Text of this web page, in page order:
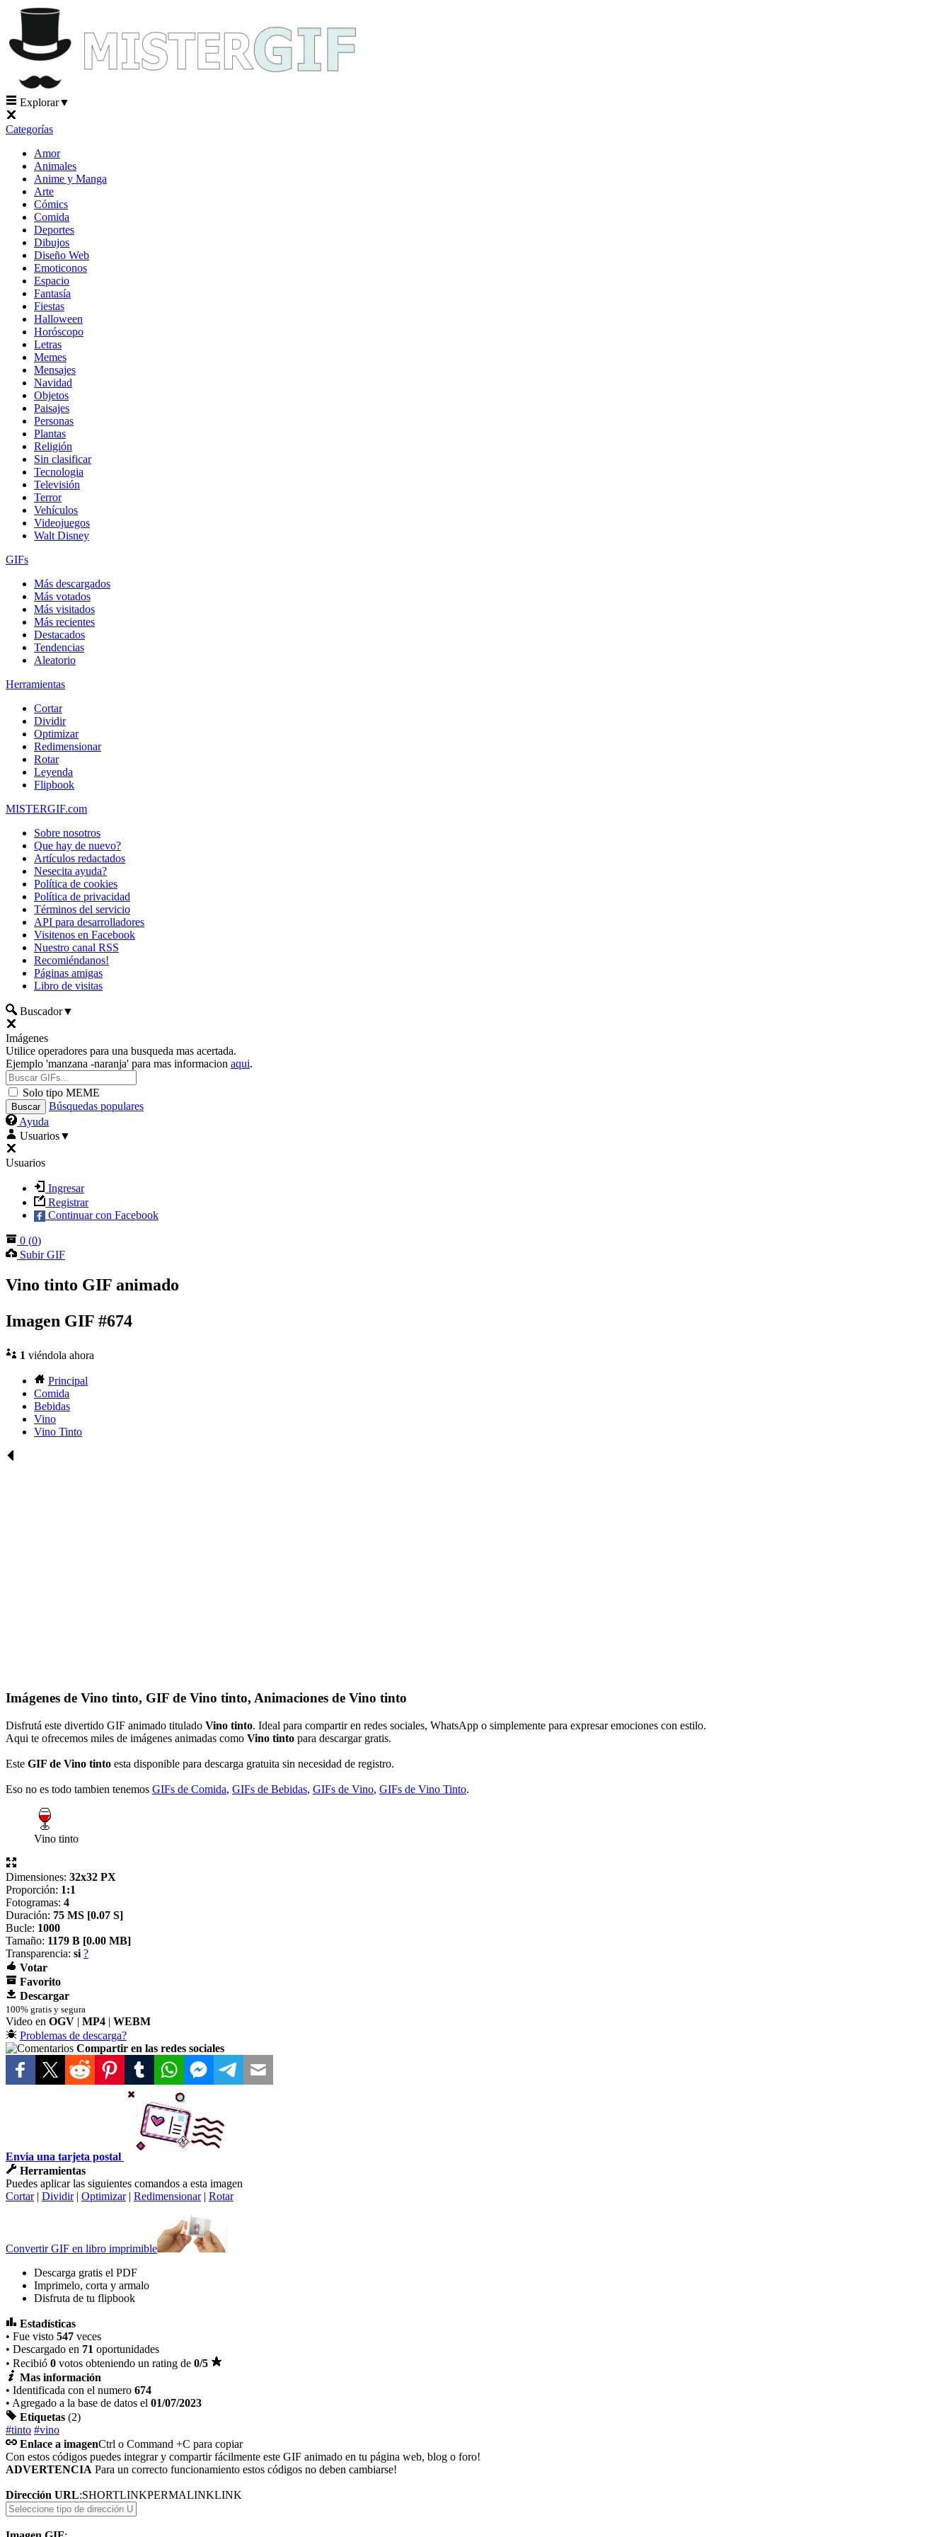
Explorar▼
Categorías
Amor
Animales
Anime y Manga
Arte
Cómics
Comida
Deportes
Dibujos
Diseño Web
Emoticonos
Espacio
Fantasía
Fiestas
Halloween
Horóscopo
Letras
Memes
Mensajes
Navidad
Objetos
Paisajes
Personas
Plantas
Religión
Sin clasificar
Tecnologia
Televisión
Terror
Vehículos
Videojuegos
Walt Disney
GIFs
Más descargados
Más votados
Más visitados
Más recientes
Destacados
Tendencias
Aleatorio
Herramientas
Cortar
Dividir
Optimizar
Redimensionar
Rotar
Leyenda
Flipbook
MISTERGIF.com
Sobre nosotros
Que hay de nuevo?
Artículos redactados
Nesecita ayuda?
Política de cookies
Política de privacidad
Términos del servicio
API para desarrolladores
Visitenos en Facebook
Nuestro canal RSS
Recomiéndanos!
Páginas amigas
Libro de visitas
Buscador▼
Imágenes
Utilice operadores para una busqueda mas acertada.
Ejemplo 'manzana -naranja' para mas informacion aqui.
Solo tipo MEME
Búsquedas populares
Ayuda
Usuarios▼
Usuarios
Ingresar
Registrar
Continuar con Facebook
0 (0)
Subir GIF
Vino tinto GIF animado
Imagen GIF #674
1 viéndola ahora
Principal
Comida
Bebidas
Vino
Vino Tinto
Imágenes de Vino tinto, GIF de Vino tinto, Animaciones de Vino tinto
Disfrutá este divertido GIF animado titulado Vino tinto. Ideal para compartir en redes sociales, WhatsApp o simplemente para expresar emociones con estilo.
Aqui te ofrecemos miles de imágenes animadas como Vino tinto para descargar gratis.
Este GIF de Vino tinto esta disponible para descarga gratuita sin necesidad de registro.
Eso no es todo tambien tenemos GIFs de Comida, GIFs de Bebidas, GIFs de Vino, GIFs de Vino Tinto.
Vino tinto
Dimensiones: 32x32 PX
Proporción: 1:1
Fotogramas: 4
Duración: 75 MS [0.07 S]
Bucle: 1000
Tamaño: 1179 B [0.00 MB]
Transparencia: si ?
Votar
Favorito
Descargar
100% gratis y segura
Video en OGV | MP4 | WEBM
Problemas de descarga?
Compartir en las redes sociales
Envia una tarjeta postal
Herramientas
Puedes aplicar las siguientes comandos a esta imagen
Cortar| Dividir| Optimizar| Redimensionar| Rotar
Convertir GIF en libro imprimible
Descarga gratis el PDF
Imprimelo, corta y armalo
Disfruta de tu flipbook
Estadísticas
• Fue visto 547 veces
• Descargado en 71 oportunidades
• Recibió 0 votos obteniendo un rating de 0/5
Mas información
• Identificada con el numero 674
• Agregado a la base de datos el 01/07/2023
Etiquetas (2)
#tinto #vino
Enlace a imagenCtrl o Command +C para copiar
Con estos códigos puedes integrar y compartir fácilmente este GIF animado en tu página web, blog o foro!
ADVERTENCIA Para un correcto funcionamiento estos códigos no deben cambiarse!
Dirección URL:SHORTLINKPERMALINKLINK